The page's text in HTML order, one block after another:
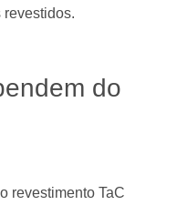
do
revestimento TaC